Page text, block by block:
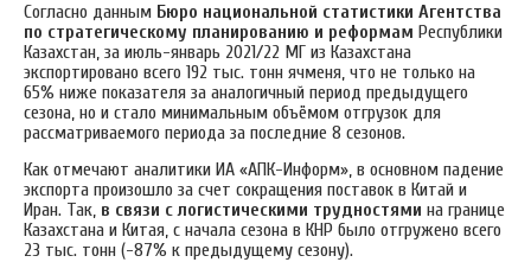
Согласно данным Бюро национальной статистики Агентства
по стратегическому планированию и реформам Республики
Казахстан, за июль-январь 2021/22 МГ из Казахстана
экспортировано всего 192 тыс. тонн ячменя, что не только на
65% ниже показателя за аналогичный период предыдущего
сезона, но и стало минимальным объёмом отгрузок для
рассматриваемого периода за последние 8 cезонов.
Как отмечают аналитики ИА «АПК-Информ», в основном падение
экспорта произошло за счет сокращения поставок в Китай и
Иран. Так, в связи с логистическими трудностями на границе
Казахстана и Китая, с начала сезона в КНР было отгружено всего
23 тыс. тонн (-87% к предыдущему сезону).